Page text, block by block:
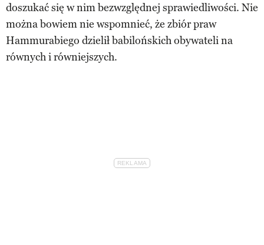
doszukać się w nim bezwzględnej sprawiedliwości. Nie
można bowiem nie wspomnieć, że zbiór praw
Hammurabiego dzielił babilońskich obywateli na
równych i równiejszych.